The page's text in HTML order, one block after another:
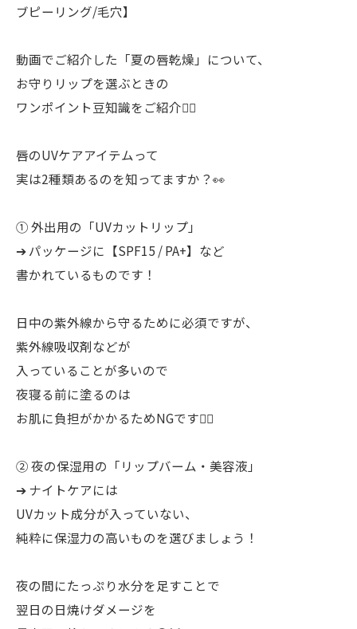
ブピーリング/毛穴】
動画でご紹介した「夏の唇乾燥」について、
お守りリップを選ぶときの
ワンポイント豆知識をご紹介🙋‍♀️
唇のUVケアアイテムって
実は2種類あるのを知ってますか？👀
① 外出用の「UVカットリップ」
➔ パッケージに【SPF15 / PA+】など
書かれているものです！
日中の紫外線から守るために必須ですが、
紫外線吸収剤などが
入っていることが多いので
夜寝る前に塗るのは
お肌に負担がかかるためNGです🙅‍♀️
② 夜の保湿用の「リップバーム・美容液」
➔ ナイトケアには
UVカット成分が入っていない、
純粋に保湿力の高いものを選びましょう！
夜の間にたっぷり水分を足すことで
翌日の日焼けダメージを